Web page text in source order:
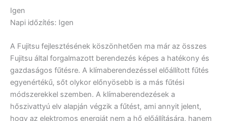
Igen
Napi időzítés: Igen
A Fujitsu fejlesztésének köszönhetően ma már az összes
Fujitsu által forgalmazott berendezés képes a hatékony és
gazdaságos fűtésre. A klímaberendezéssel előállított fűtés
egyenértékű, sőt olykor előnyösebb is a más fűtési
módszerekkel szemben. A klímaberendezések a
hőszivattyú elv alapján végzik a fűtést, ami annyit jelent,
hogy az elektromos energiát nem a hő előállítására, hanem